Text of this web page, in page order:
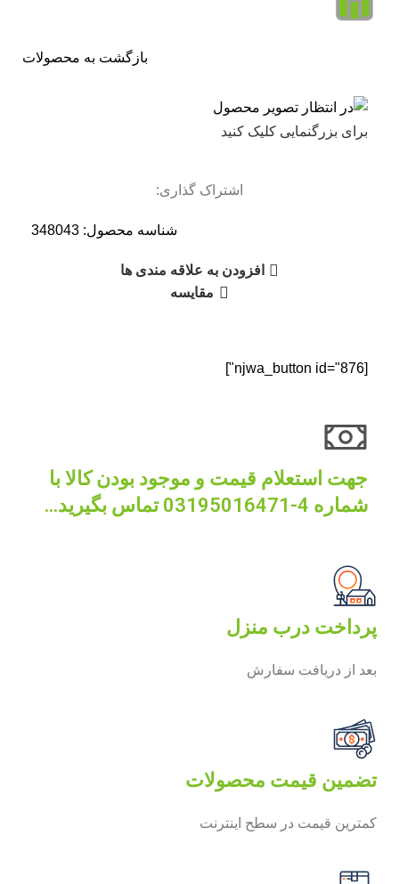
بازگشت به محصولات
برای بزرگنمایی کلیک کنید
اشتراک گذاری:
شناسه محصول: 348043
افزودن به علاقه مندی ها
مقایسه
[njwa_button id="876"]
جهت استعلام قیمت و موجود بودن کالا با
شماره 4-03195016471 تماس بگیرید...
پرداخت درب منزل
بعد از دریافت سفارش
تضمین قیمت محصولات
کمترین قیمت در سطح اینترنت